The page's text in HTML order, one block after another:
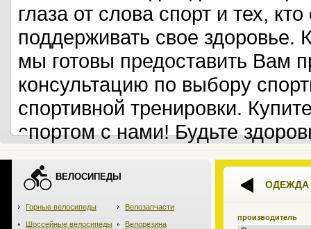
глаза от слова спорт и тех,
поддерживать свое
мы готовы предоставить Вам
консультацию по выбору
спортивной тренировки.
спортом с нами! Будьте
ВЕЛОСИПЕДЫ
Горные велосипеды
Шоссейные велосипеды
Велозапчасти
Велорезина
производитель